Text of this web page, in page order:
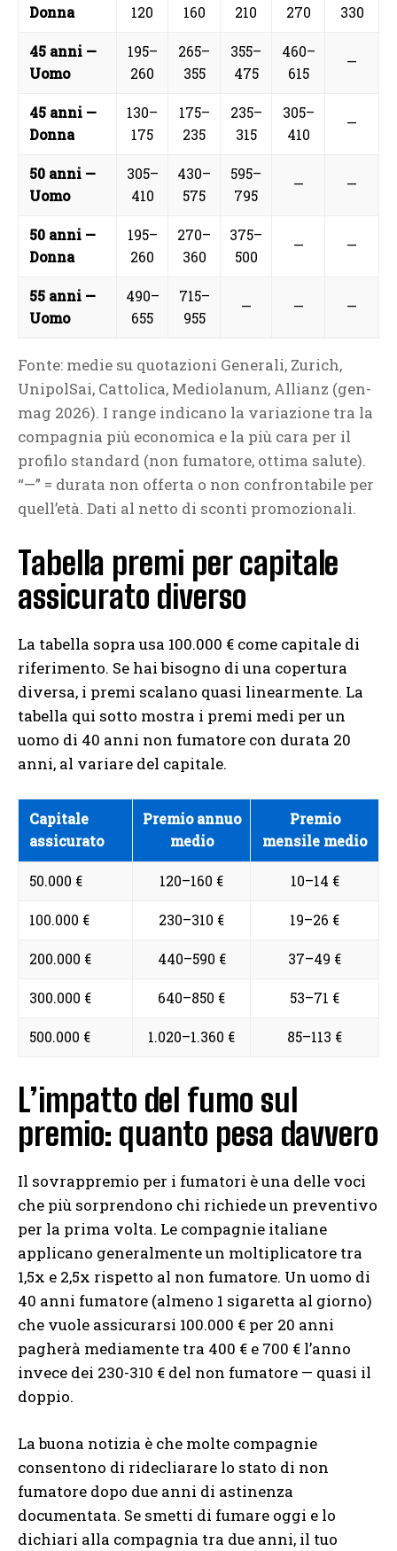
Donna
120
160
210
270
330
45 anni —
Uomo
195–
260
265–
355
355–
475
460–
615
—
45 anni —
Donna
130–
175
175–
235
235–
315
305–
410
—
50 anni —
Uomo
305–
410
430–
575
595–
795
— —
50 anni —
Donna
195–
260
270–
360
375–
500
— —
55 anni —
Uomo
490–
655
715–
955
— — —
Fonte: medie su quotazioni Generali, Zurich,
UnipolSai, Cattolica, Mediolanum, Allianz (gen-
mag 2026). I range indicano la variazione tra la
compagnia più economica e la più cara per il
profilo standard (non fumatore, ottima salute).
“—” = durata non offerta o non confrontabile per
quell’età. Dati al netto di sconti promozionali.
Tabella premi per capitale
assicurato diverso
La tabella sopra usa 100.000 € come capitale di
riferimento. Se hai bisogno di una copertura
diversa, i premi scalano quasi linearmente. La
tabella qui sotto mostra i premi medi per un
uomo di 40 anni non fumatore con durata 20
anni, al variare del capitale.
Capitale
assicurato
Premio annuo
medio
Premio
mensile medio
50.000 € 120–160 € 10–14 €
100.000 € 230–310 € 19–26 €
200.000 € 440–590 € 37–49 €
300.000 € 640–850 € 53–71 €
500.000 € 1.020–1.360 € 85–113 €
L’impatto del fumo sul
premio: quanto pesa davvero
Il sovrappremio per i fumatori è una delle voci
che più sorprendono chi richiede un preventivo
per la prima volta. Le compagnie italiane
applicano generalmente un moltiplicatore tra
1,5x e 2,5x rispetto al non fumatore. Un uomo di
40 anni fumatore (almeno 1 sigaretta al giorno)
che vuole assicurarsi 100.000 € per 20 anni
pagherà mediamente tra 400 € e 700 € l’anno
invece dei 230-310 € del non fumatore — quasi il
doppio.
La buona notizia è che molte compagnie
consentono di ridecliarare lo stato di non
fumatore dopo due anni di astinenza
documentata. Se smetti di fumare oggi e lo
dichiari alla compagnia tra due anni, il tuo